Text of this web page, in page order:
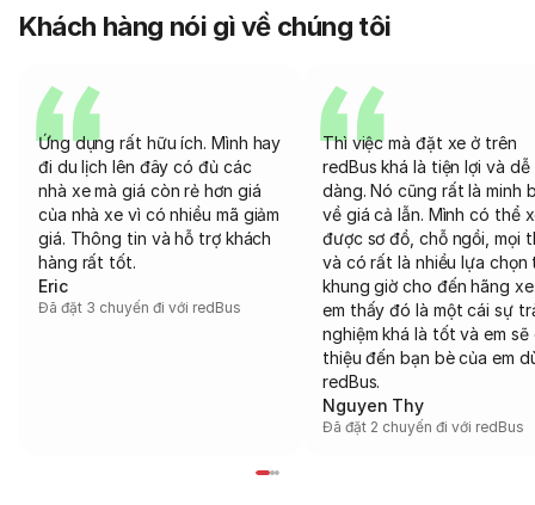
Khách hàng nói gì về chúng tôi
Ứng dụng rất hữu ích. Mình hay
đi du lịch lên đây có đủ các
nhà xe mà giá còn rẻ hơn giá
của nhà xe vì có nhiều mã giảm
giá. Thông tin và hỗ trợ khách
hàng rất tốt.
Eric
Đã đặt 3 chuyến đi với redBus
Thì việc mà đặt xe ở trên
redBus khá là tiện lợi và dễ
dàng. Nó cũng rất là minh
về giá cả lẫn. Mình có thể
được sơ đồ, chỗ ngồi, mọi
và có rất là nhiều lựa chọn
khung giờ cho đến hãng
em thấy đó là một cái sự
nghiệm khá là tốt và em sẽ
thiệu đến bạn bè của em
redBus.
Nguyen Thy
Đã đặt 2 chuyến đi với redBus